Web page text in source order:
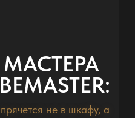
не в шкафу, а